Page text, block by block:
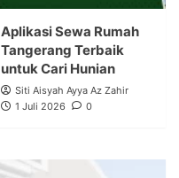
Aplikasi Sewa Rumah
Tangerang Terbaik
untuk Cari Hunian
Siti Aisyah Ayya Az Zahir
1 Juli 2026
0